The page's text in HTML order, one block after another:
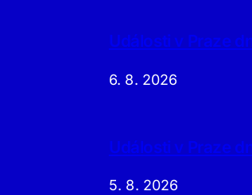
Události v Praze
6. 8. 2026
Události v Praze
5. 8. 2026